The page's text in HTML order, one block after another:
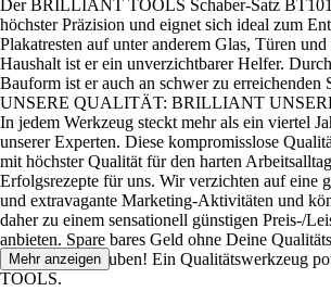
Der BRILLIANT TOOLS Schaber-Satz
höchster Präzision und eignet sich ideal zum
Plakatresten auf unter anderem Glas, Türen
Haushalt ist er ein unverzichtbarer Helfer.
Bauform ist er auch an schwer zu erreichenden
UNSERE QUALITÄT: BRILLIANT
In jedem Werkzeug steckt mehr als ein viertel
unserer Experten. Diese kompromisslose
mit höchster Qualität für den harten
Erfolgsrezepte für uns. Wir verzichten auf eine
und extravagante Marketing-Aktivitäten und
daher zu einem sensationell günstigen Preis-/
anbieten. Spare bares Geld ohne Deine
herunterzuschrauben! Ein Qualitätswerkzeug
TOOLS.
Mehr anzeigen